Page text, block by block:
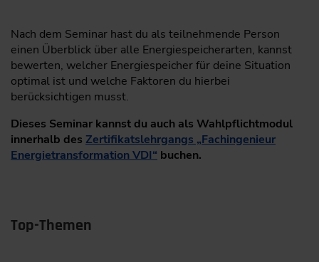
Nach dem Seminar hast du als teilnehmende Person
einen Überblick über alle Energiespeicherarten, kannst
bewerten, welcher Energiespeicher für deine Situation
optimal ist und welche Faktoren du hierbei
berücksichtigen musst.
Dieses Seminar kannst du auch als Wahlpflichtmodul
innerhalb des Zertifikatslehrgangs „Fachingenieur
Energietransformation VDI“ buchen.
Top-Themen